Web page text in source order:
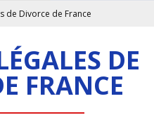
de Divorce de France
DE
FRANCE